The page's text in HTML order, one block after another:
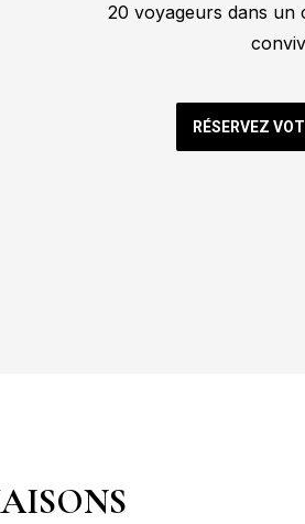
20 voyageurs dans un
RÉSERVEZ